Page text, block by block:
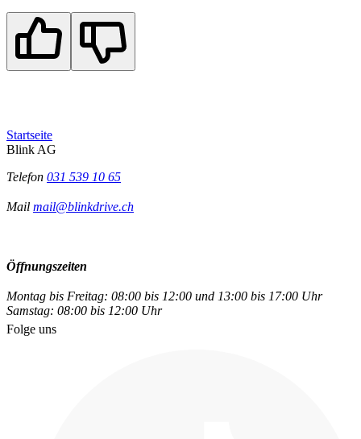
Startseite
Blink AG
Telefon 031 539 10 65
Mail mail@blinkdrive.ch
Öffnungszeiten
Montag bis Freitag: 08:00 bis 12:00 und 13:00 bis 17:00 Uhr
Samstag: 08:00 bis 12:00 Uhr
Folge uns